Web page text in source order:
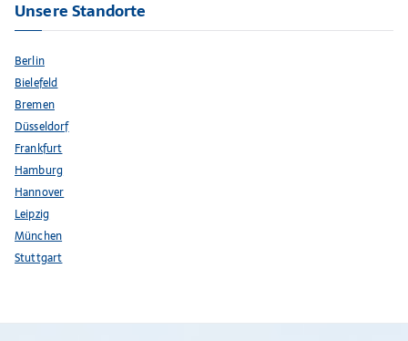
Unsere Standorte
Berlin
Bielefeld
Bremen
Düsseldorf
Frankfurt
Hamburg
Hannover
Leipzig
München
Stuttgart